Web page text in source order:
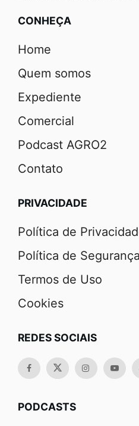
CONHEÇA
Home
Quem somos
Expediente
Comercial
Podcast AGRO2
Contato
PRIVACIDADE
Política de
Política de
Termos de Uso
Cookies
REDES SOCIAIS
PODCASTS